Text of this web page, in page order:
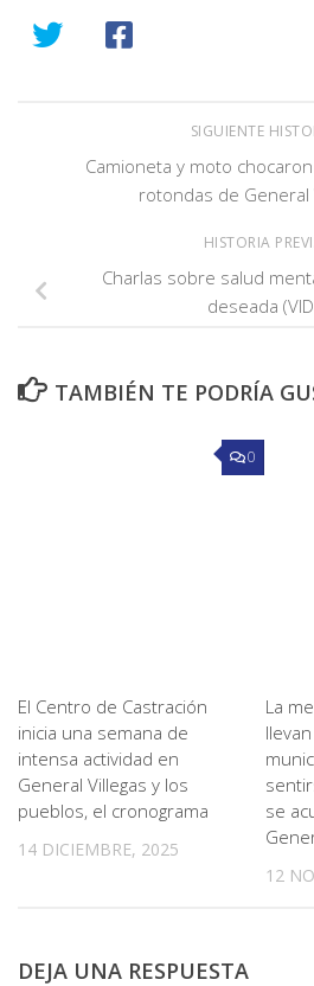
SIGUIENTE
Camioneta y moto
rotondas de General
HISTORIA
Charlas sobre salud
deseada
TAMBIÉN TE PODRÍA
0
El Centro de Castración
inicia una semana de
intensa actividad en
General Villegas y los
pueblos, el cronograma
14 DICIEMBRE, 2025
La
se
12
DEJA UNA RESPUESTA